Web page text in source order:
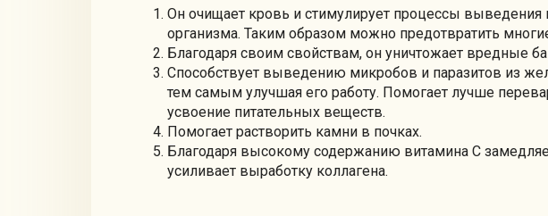
Он очищает кровь и стимулирует процессы выведения
организма. Таким образом можно предотвратить
Благодаря своим свойствам, он уничтожает вредные
Способствует выведению микробов и паразитов из
тем самым улучшая его работу. Помогает лучше
усвоение питательных веществ.
Помогает растворить камни в почках.
Благодаря высокому содержанию витамина С
усиливает выработку коллагена.